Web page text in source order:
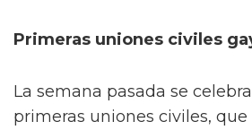
Primeras uniones civiles
La semana pasada se
primeras uniones civiles,